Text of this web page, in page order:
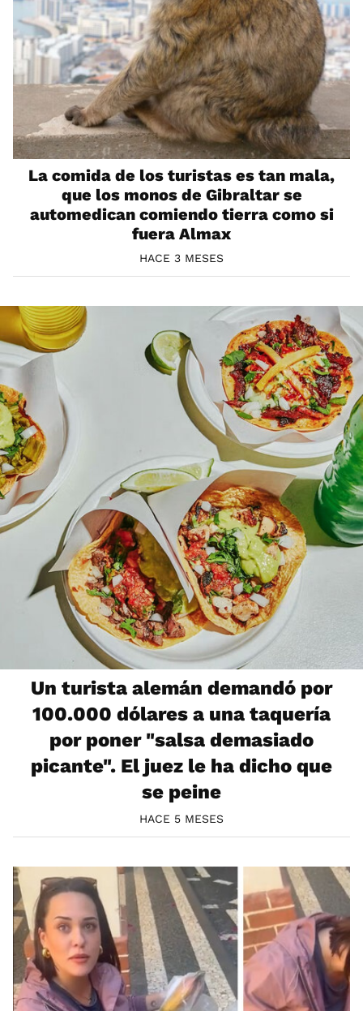
La comida de los turistas es tan mala,
que los monos de Gibraltar se
automedican comiendo tierra como si
fuera Almax
HACE 3 MESES
Un turista alemán demandó por
100.000 dólares a una taquería
por poner "salsa demasiado
picante". El juez le ha dicho que
se peine
HACE 5 MESES